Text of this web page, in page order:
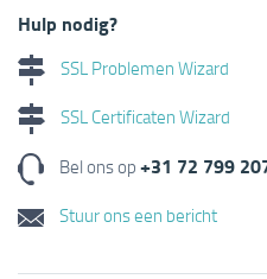
Hulp nodig?
SSL Problemen Wizard
SSL Certificaten Wizard
Bel ons op +31 72 799
Stuur ons een bericht